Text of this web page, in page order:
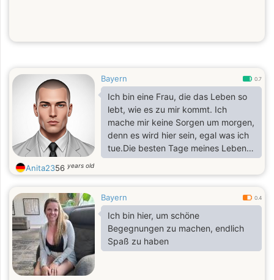
Bayern 0.7
Ich bin eine Frau, die das Leben so
lebt, wie es zu mir kommt. Ich
mache mir keine Sorgen um morgen,
denn es wird hier sein, egal was ich
tue.Die besten Tage meines Lebens
stehen noch bevor und ich suche
jemanden, der mich für eine lange
kümmert, die zur Ehe führen kann.
Obwohl ich mich als Romantiker
bezeichnen würde, glaube ich nicht,
dass es im Leben um die große
Leidenschaft geht. In Wirklichkeit
Anita2356 years old
Bayern 0.4
Ich bin hier, um schöne
Begegnungen zu machen, endlich
Spaß zu haben